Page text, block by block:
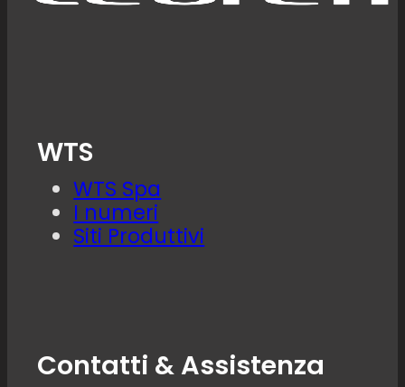
WTS
WTS Spa
I numeri
Siti Produttivi
Contatti & Assistenza